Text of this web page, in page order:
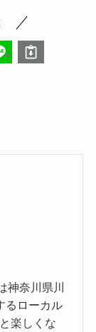
神奈川県川
るローカル
楽しくな